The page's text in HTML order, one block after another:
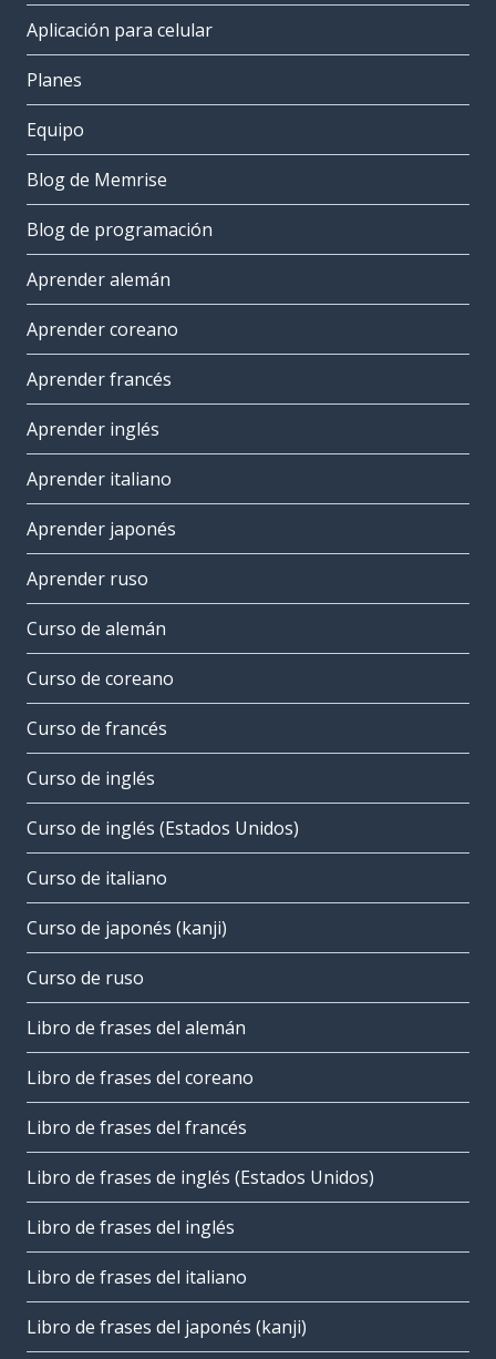
Aplicación para celular
Planes
Equipo
Blog de Memrise
Blog de programación
Aprender alemán
Aprender coreano
Aprender francés
Aprender inglés
Aprender italiano
Aprender japonés
Aprender ruso
Curso de alemán
Curso de coreano
Curso de francés
Curso de inglés
Curso de inglés (Estados Unidos)
Curso de italiano
Curso de japonés (kanji)
Curso de ruso
Libro de frases del alemán
Libro de frases del coreano
Libro de frases del francés
Libro de frases de inglés (Estados Unidos)
Libro de frases del inglés
Libro de frases del italiano
Libro de frases del japonés (kanji)